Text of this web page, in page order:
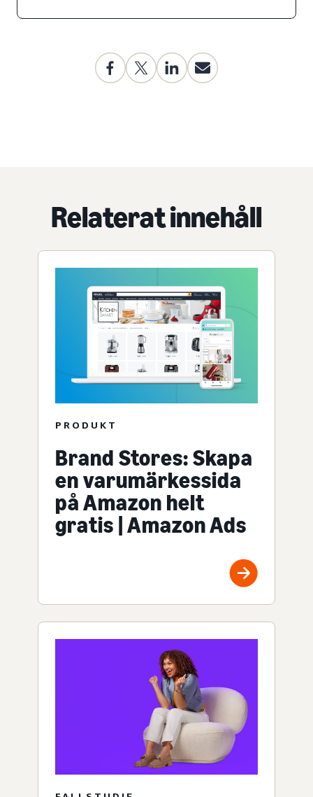
Relaterat innehåll
PRODUKT
Brand Stores: Skapa
en varumärkessida
på Amazon helt
gratis | Amazon Ads